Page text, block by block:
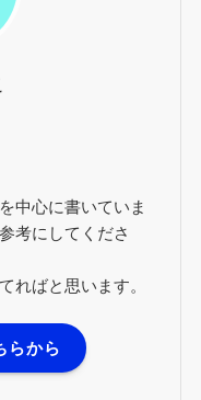
中心に書いていま
考にしてくださ
ればと思います。
らから